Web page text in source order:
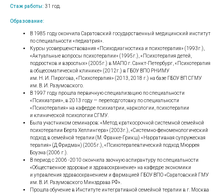
Стаж работы: 31 год.
Образование:
В 1985 году окончила Саратовский государственный медицинский институт
по специальности «педиатрия».
Курсы усовершенствования «Психодиагностика и психотерапия» (1993г.),
«Актуальные вопросы психотерапии» (1995г.), «Психотерапия детей,
подростков и взрослых» (2005г.) в МАПО г. Санкт-Петербург, «Психотерапия
в общесоматической клинике» (2012г.) в ГБОУ ВПО РНИМУ
им. Н. И. Пирогова, «Психотерапия» (2013, 2018 г.) на базе ГБОУ ВП СГМУ
им. В. И. Разумовского.
В 1997 году прошла первичную специализацию по специальности
«Психиатрия», в 2013 году — переподготовку по специальности
«Психотерапия» на кафедре психиатрии, наркологии, психотерапии
и клинической психологии СГМУ.
Была участником семинаров: «Метод краткосрочной системной семейной
психотерапии Берта Хеллингера» (2003г.), «Системно-феноменологический
подход в семейной терапии (М. Франке-Грикш) «Нарративная супружеская
терапия» (Д.Фридман) (2005г.), «Психотерапевтический подход Мюррея
Боуэна (2006 г.).
В период с 2006 -2010 окончила заочную аспирантуру по специальности
«Общественное здоровье и здравоохранение» на кафедре экономики
и управления здравоохранением и фармацией ГБОУ ВПО «Саратовский ГМУ
им. В. И. Разумовского Минздрава РФ».
Прошла обучение в Институте интегративной семейной терапии в г. Москва